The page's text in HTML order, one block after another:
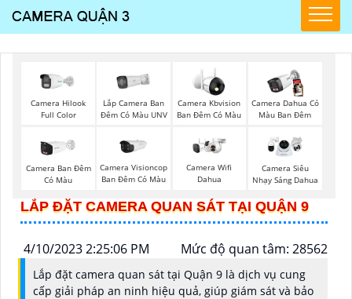
Camera Hilook
Full Color
Lắp Camera Ban
Đêm Có Màu UNV
Camera Kbvision
Ban Đêm Có Màu
Camera Dahua Có
Màu Ban Đêm
Camera Ban Đêm
Có Màu
Camera Visioncop
Ban Đêm Có Màu
Camera Wifi
Dahua
Camera Siêu
Nhạy Sáng Dahua
LẮP ĐẶT CAMERA QUAN SÁT TẠI QUẬN 9
4/10/2023 2:25:06 PM Mức độ quan tâm: 28562
Lắp đặt camera quan sát tại Quận 9 là dịch vụ cung
cấp giải pháp an ninh hiệu quả, giúp giám sát và bảo